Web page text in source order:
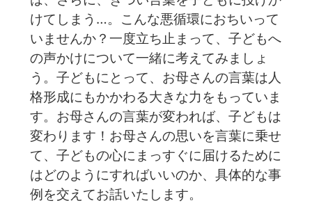
けてしまう…。こんな悪循環におちいって
いませんか？一度立ち止まって、子どもへ
の声かけについて一緒に考えてみましょ
う。子どもにとって、お母さんの言葉は人
格形成にもかかわる大きな力をもっていま
す。お母さんの言葉が変われば、子どもは
変わります！お母さんの思いを言葉に乗せ
て、子どもの心にまっすぐに届けるために
はどのようにすればいいのか、具体的な事
例を交えてお話いたします。